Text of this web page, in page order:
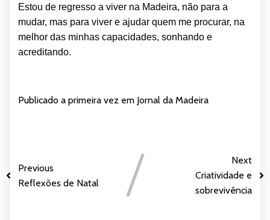
Estou de regresso a viver na Madeira, não para a
mudar, mas para viver e ajudar quem me procurar, na
melhor das minhas capacidades, sonhando e
acreditando.
Publicado a primeira vez em Jornal da Madeira
Previous
Reflexões de Natal
Next
Criatividade e
sobrevivência